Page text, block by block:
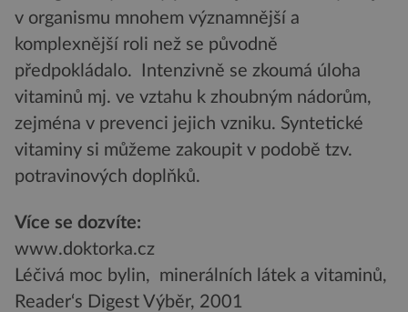
v organismu mnohem významnější a
komplexnější roli než se původně
předpokládalo. Intenzivně se zkoumá úloha
vitaminů mj. ve vztahu k zhoubným nádorům,
zejména v prevenci jejich vzniku. Syntetické
vitaminy si můžeme zakoupit v podobě tzv.
potravinových doplňků.
Více se dozvíte:
www.doktorka.cz
Léčivá moc bylin, minerálních látek a vitaminů,
Reader‘s Digest Výběr, 2001